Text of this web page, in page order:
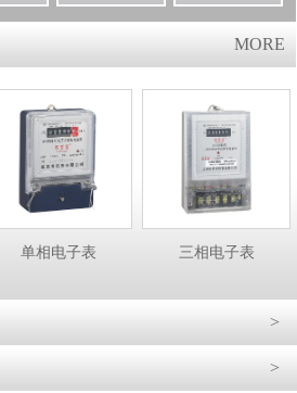
MORE
单相电子表 三相电子表
>
>